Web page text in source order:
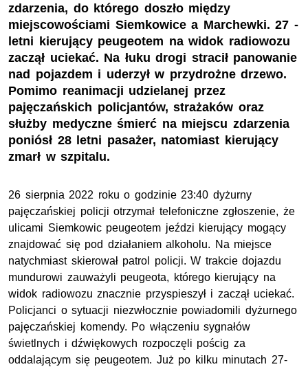
zdarzenia, do którego doszło między
miejscowościami Siemkowice a Marchewki. 27 -
letni kierujący peugeotem na widok radiowozu
zaczął uciekać. Na łuku drogi stracił panowanie
nad pojazdem i uderzył w przydrożne drzewo.
Pomimo reanimacji udzielanej przez
pajęczańskich policjantów, strażaków oraz
służby medyczne śmierć na miejscu zdarzenia
poniósł 28 letni pasażer, natomiast kierujący
zmarł w szpitalu.
26 sierpnia 2022 roku o godzinie 23:40 dyżurny
pajęczańskiej policji otrzymał telefoniczne zgłoszenie, że
ulicami Siemkowic peugeotem jeździ kierujący mogący
znajdować się pod działaniem alkoholu. Na miejsce
natychmiast skierował patrol policji. W trakcie dojazdu
mundurowi zauważyli peugeota, którego kierujący na
widok radiowozu znacznie przyspieszył i zaczął uciekać.
Policjanci o sytuacji niezwłocznie powiadomili dyżurnego
pajęczańskiej komendy. Po włączeniu sygnałów
świetlnych i dźwiękowych rozpoczęli pościg za
oddalającym się peugeotem. Już po kilku minutach 27-